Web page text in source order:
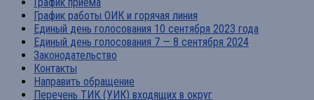
График работы ОИК и горячая линия
Единый день голосования 10 сентября 2023 года
Единый день голосования 7 — 8 сентября 2024
Законодательство
Контакты
Направить обращение
Перечень ТИК (УИК) входящих в округ